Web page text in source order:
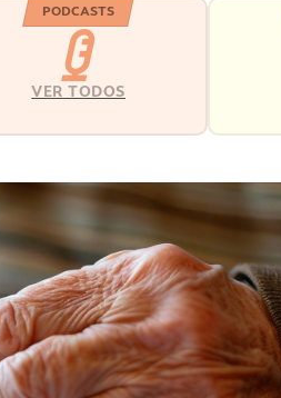
PODCASTS
VER TODOS